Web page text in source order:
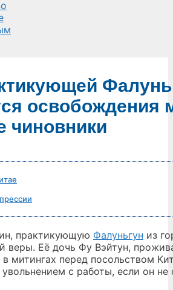
освобождения
чиновники
практикующую Фалуньгун из
веры. Её дочь Фу Вэйтун,
в митингах перед посольством
с работы, если он